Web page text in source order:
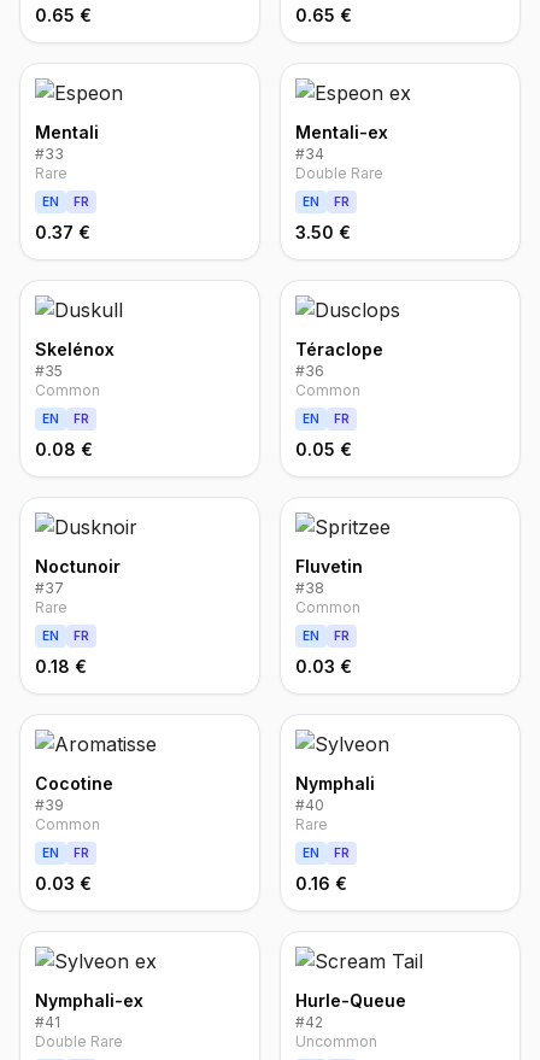
0.65 € 0.65 €
Mentali
#33
Rare
EN FR
0.37 €
Mentali-ex
#34
Double Rare
EN FR
3.50 €
Skelénox
#35
Common
EN FR
0.08 €
Téraclope
#36
Common
EN FR
0.05 €
Noctunoir
#37
Rare
EN FR
0.18 €
Fluvetin
#38
Common
EN FR
0.03 €
Cocotine
#39
Common
EN FR
0.03 €
Nymphali
#40
Rare
EN FR
0.16 €
Nymphali-ex
#41
Double Rare
Hurle-Queue
#42
Uncommon